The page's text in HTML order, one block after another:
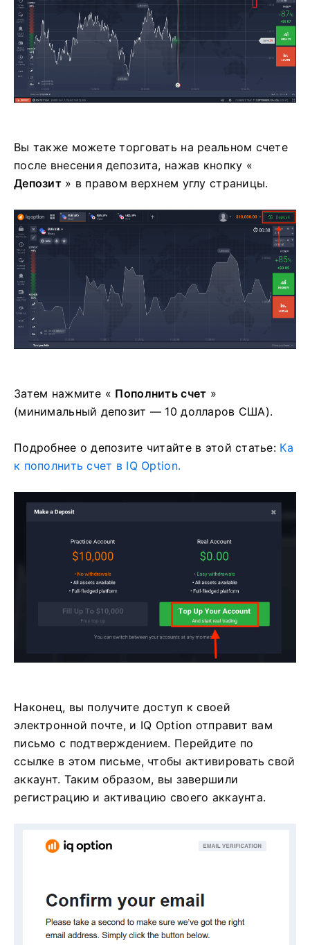
Вы также можете торговать на реальном счете
после внесения депозита, нажав кнопку «
Депозит» в правом верхнем углу страницы.
Затем нажмите « Пополнить счет »
(минимальный депозит — 10 долларов США).
Подробнее о депозите читайте в этой статье: Ка
к пополнить счет в IQ Option.
Наконец, вы получите доступ к своей
электронной почте, и IQ Option отправит вам
письмо с подтверждением. Перейдите по
ссылке в этом письме, чтобы активировать свой
аккаунт. Таким образом, вы завершили
регистрацию и активацию своего аккаунта.